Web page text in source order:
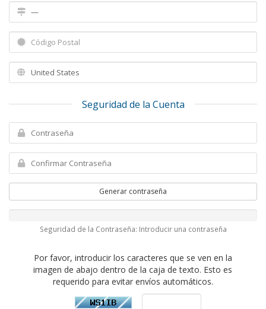
Seguridad de la Cuenta
Generar contraseña
Seguridad de la Contraseña: Introducir una contraseña
Por favor, introducir los caracteres que se ven en la
imagen de abajo dentro de la caja de texto. Esto es
requerido para evitar envíos automáticos.